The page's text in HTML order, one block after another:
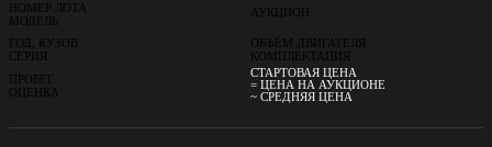
НОМЕР ЛОТА
МОДЕЛЬ
АУКЦИОН
ГОД, КУЗОВ
СЕРИЯ
ОБЪЁМ ДВИГАТЕЛЯ
КОМПЛЕКТАЦИЯ
ПРОБЕГ
ОЦЕНКА
СТАРТОВАЯ ЦЕНА
= ЦЕНА НА АУКЦИОНЕ
~ СРЕДНЯЯ ЦЕНА